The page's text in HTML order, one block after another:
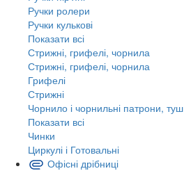
Ручки ролери
Ручки кулькові
Показати всі
Стрижні, грифелі, чорнила
Стрижні, грифелі, чорнила
Грифелі
Стрижні
Чорнило і чорнильні патрони, туш
Показати всі
Чинки
Циркулі і Готовальні
Офісні дрібниці